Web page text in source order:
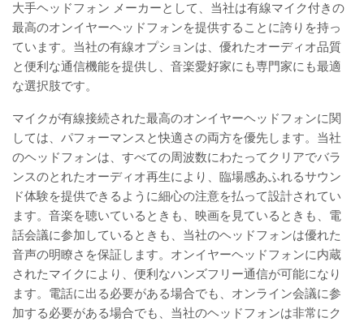
大手ヘッドフォン メーカーとして、当社は有線マイク付きの
最高のオンイヤーヘッドフォンを提供することに誇りを持っ
ています。当社の有線オプションは、優れたオーディオ品質
と便利な通信機能を提供し、音楽愛好家にも専門家にも最適
な選択肢です。
マイクが有線接続された最高のオンイヤーヘッドフォンに関
しては、パフォーマンスと快適さの両方を優先します。当社
のヘッドフォンは、すべての周波数にわたってクリアでバラ
ンスのとれたオーディオ再生により、臨場感あふれるサウン
ド体験を提供できるように細心の注意を払って設計されてい
ます。音楽を聴いているときも、映画を見ているときも、電
話会議に参加しているときも、当社のヘッドフォンは優れた
音声の明瞭さを保証します。オンイヤーヘッドフォンに内蔵
されたマイクにより、便利なハンズフリー通信が可能になり
ます。電話に出る必要がある場合でも、オンライン会議に参
加する必要がある場合でも、当社のヘッドフォンは非常にク